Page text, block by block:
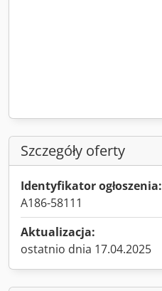
Szczegóły oferty
Identyfikator ogłoszenia:
A186-58111
Aktualizacja:
ostatnio dnia 17.04.2025